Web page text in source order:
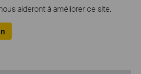
aideront à améliorer ce site.